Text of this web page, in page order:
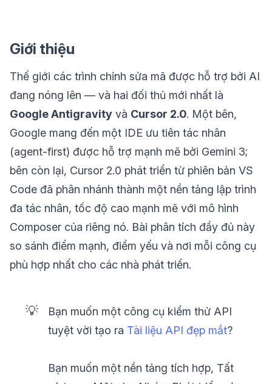
Giới thiệu
Thế giới các trình chỉnh sửa mã được hỗ trợ bởi AI
đang nóng lên — và hai đối thủ mới nhất là
Google Antigravity và Cursor 2.0. Một bên,
Google mang đến một IDE ưu tiên tác nhân
(agent-first) được hỗ trợ mạnh mẽ bởi Gemini 3;
bên còn lại, Cursor 2.0 phát triển từ phiên bản VS
Code đã phân nhánh thành một nền tảng lập trình
đa tác nhân, tốc độ cao mạnh mẽ với mô hình
Composer của riêng nó. Bài phân tích đầy đủ này
so sánh điểm mạnh, điểm yếu và nơi mỗi công cụ
phù hợp nhất cho các nhà phát triển.
💡
Bạn muốn một công cụ kiểm thử API
tuyệt vời tạo ra Tài liệu API đẹp mắt?
Bạn muốn một nền tảng tích hợp, Tất